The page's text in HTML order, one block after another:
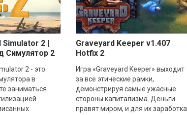
Simulator 2 |
Симулятор 2
2 - это
в
заниматься
Graveyard Keeper v1.407
Hotfix 2
Игра «Graveyard Keeper» выходит
за все этические рамки,
демонстрируя самые ужасные
стороны капитализма. Деньги
правят миром, и для их заработка